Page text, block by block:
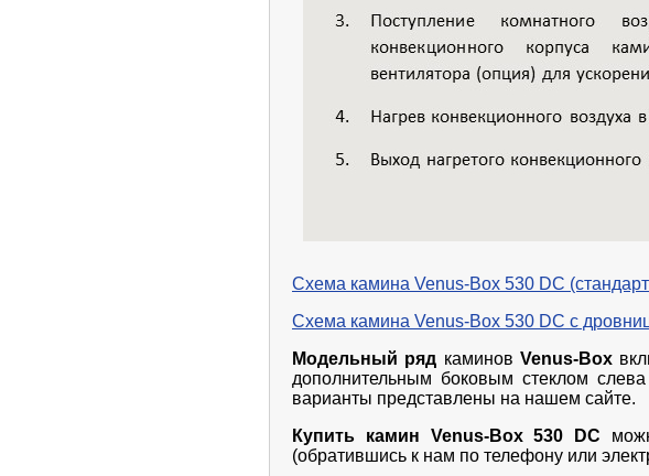
Схема камина Venus-Box 530 DC
Схема камина Venus-Box 530 DC с
Модельный ряд каминовVenus-Box
дополнительным боковым стеклом
варианты представлены на нашем сайте.
Купить камин
Venus-Box 530 DC
(обратившись к нам по телефону или